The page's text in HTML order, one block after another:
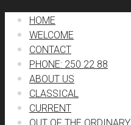
HOME
WELCOME
CONTACT
PHONE: 250 22 88
ABOUT US
CLASSICAL
CURRENT